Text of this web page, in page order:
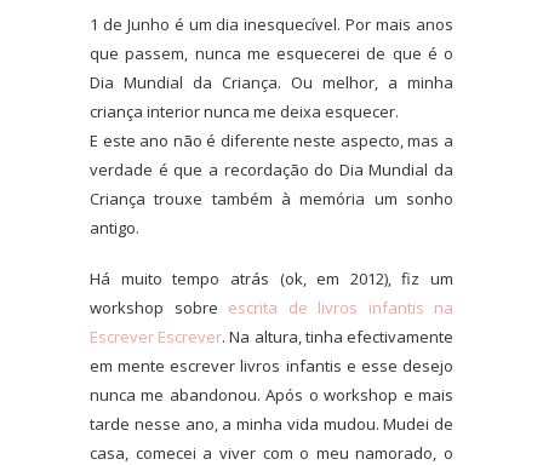
1 de Junho é um dia inesquecível. Por mais anos
que passem, nunca me esquecerei de que é o
Dia Mundial da Criança. Ou melhor, a minha
criança interior nunca me deixa esquecer.
E este ano não é diferente neste aspecto, mas a
verdade é que a recordação do Dia Mundial da
Criança trouxe também à memória um sonho
antigo.
Há muito tempo atrás (ok, em 2012), fiz um
workshop sobre escrita de livros infantis na
Escrever Escrever. Na altura, tinha efectivamente
em mente escrever livros infantis e esse desejo
nunca me abandonou. Após o workshop e mais
tarde nesse ano, a minha vida mudou. Mudei de
casa, comecei a viver com o meu namorado, o